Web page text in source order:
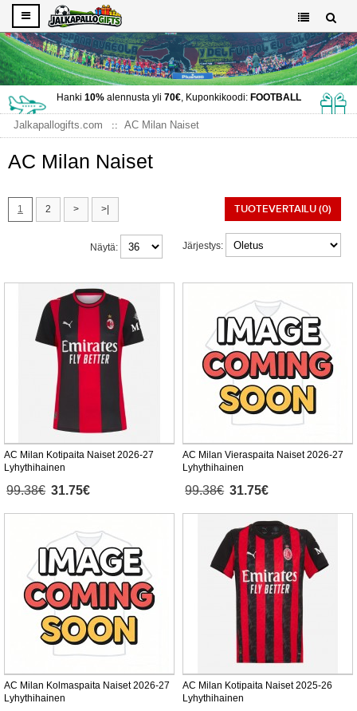
Hanki 10%alennusta yli 70€, Kuponkikoodi: FOOTBALL
Jalkapallogifts.com AC Milan Naiset
AC Milan Naiset
1 2 > >| TUOTEVERTAILU (0)
Järjestys:
Näytä:
AC Milan Kotipaita Naiset 2026-27
Lyhythihainen
99.38€ 31.75€
AC Milan Vieraspaita Naiset 2026-27
Lyhythihainen
99.38€ 31.75€
AC Milan Kolmaspaita Naiset 2026-27
Lyhythihainen
AC Milan Kotipaita Naiset 2025-26
Lyhythihainen